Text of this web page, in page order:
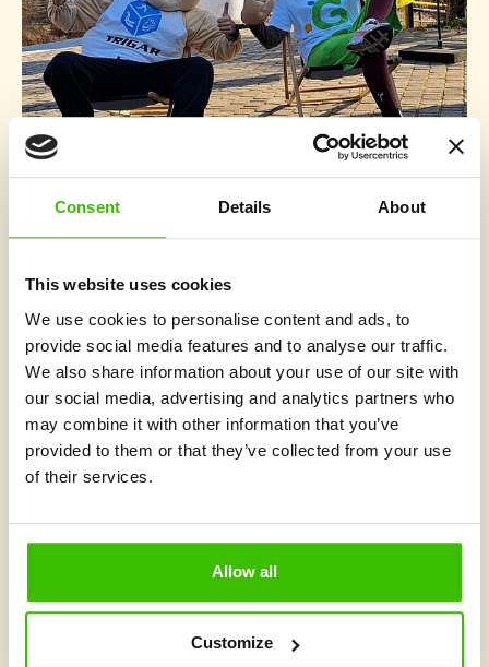
Consent Details About
This website uses cookies
We use cookies to personalise content and ads, to
provide social media features and to analyse our traffic.
We also share information about your use of our site with
our social media, advertising and analytics partners who
may combine it with other information that you’ve
provided to them or that they’ve collected from your use
of their services.
Allow all
Customize
Bieg, który ma znaczenie TRIGAR Poznań
Sport jako rywalizacja? A może przede wszystkim sposób na
pomaganie, budowanie relacji i wspólne działanie? 22 marca
Przeczytaj artykuł
Wszystkie artykuły
Słowo założycieli
źródło radości i zabawy
się, by każdy trening był dla nich